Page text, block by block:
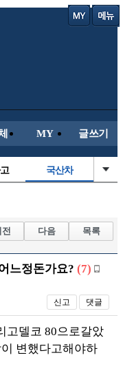
MY 글쓰기
국산차
군사/무기
전 다음 목록
느정돈가요? (7)
신고 댓글
고델코 80으로갈았
변했다고해야하